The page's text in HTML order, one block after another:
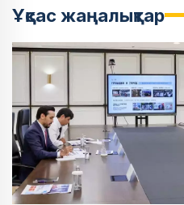
Ұқсас жаңалықтар